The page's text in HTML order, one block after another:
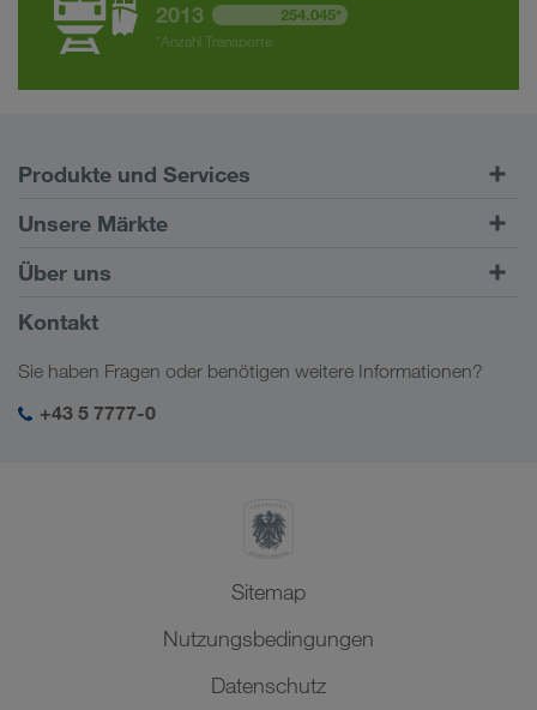
2013
254.045*
*Anzahl Transporte
Produkte und Services
Straßentransporte
Kundenportal CONNECT
Digitale Lösungen
Branchenlösungen
Unsere Märkte
Europa
Kaukasus
Zentralasien
Naher Osten
Über uns
Firmeninformation
Soziale Verantwortung
SHEQ-Management
Kontakt
Sie haben Fragen oder benötigen weitere Informationen?
+43 5 7777-0
Sitemap
Nutzungsbedingungen
Datenschutz